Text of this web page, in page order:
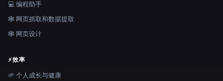
💻 编程助手
🕸️ 网页抓取和数据提取
🕸 网页设计
⚡效率
🌱 个人成长与健康